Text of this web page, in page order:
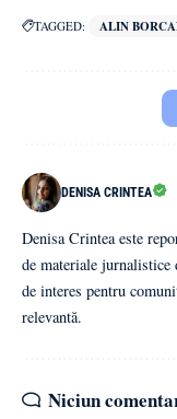
TAGGED: ALIN
DENISA CRINTEA
Denisa Crintea este
de materiale jurnalistice
de interes pentru
relevantă.
Niciun